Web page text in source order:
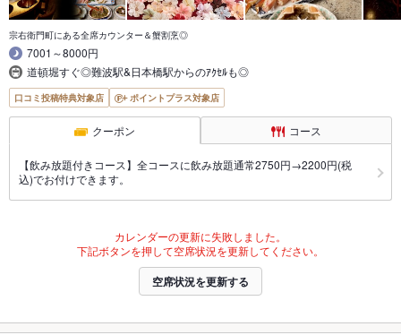
宗右衛門町にある全席カウンター＆蟹割烹◎
7001～8000円
道頓堀すぐ◎難波駅&日本橋駅からのｱｸｾﾙも◎
口コミ投稿特典対象店 ポイントプラス対象店
クーポン コース
【飲み放題付きコース】全コースに飲み放題通常2750円→2200円(税
込)でお付けできます。
カレンダーの更新に失敗しました。
下記ボタンを押して空席状況を更新してください。
空席状況を更新する